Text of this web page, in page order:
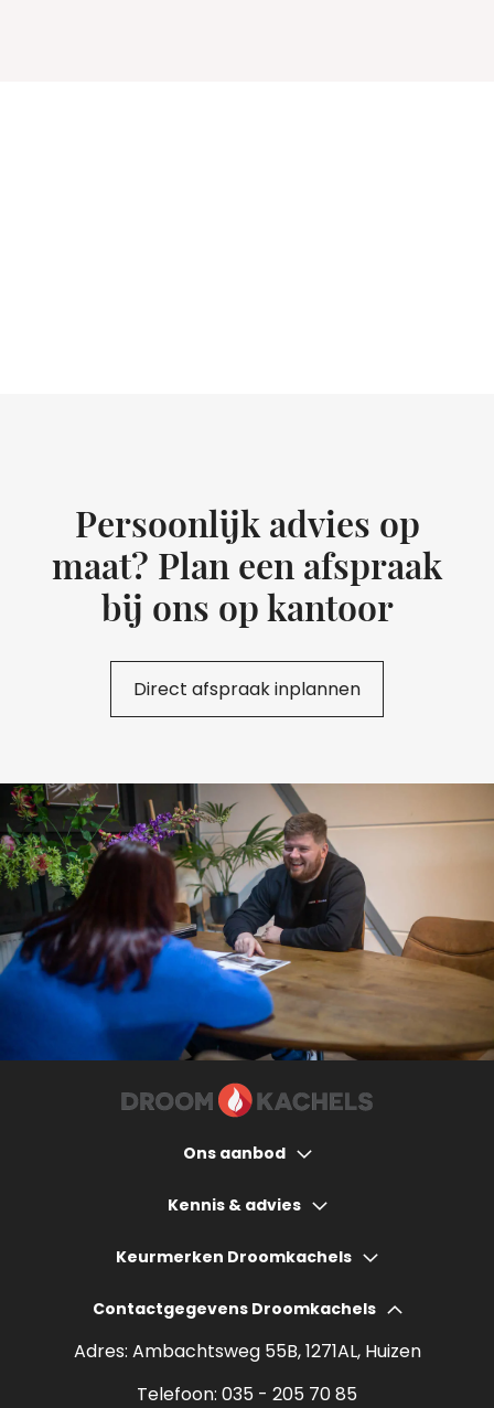
Persoonlijk advies op
maat? Plan een afspraak
bij ons op kantoor
Direct afspraak inplannen
Ons aanbod
Houtkachels
Bio ethanol haarden
Sfeerhaarden
Kennis & advies
Hoeveel bespaart een houtkachel?
Keurmerken Droomkachels
Contactgegevens Droomkachels
Adres: Ambachtsweg 55B, 1271AL, Huizen
Telefoon: 035 - 205 70 85